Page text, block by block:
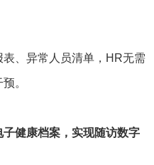
、异常人员清单，HR无需
。
健康档案，实现随访数字